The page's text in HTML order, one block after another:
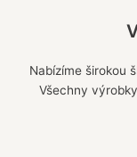
Nabízíme širokou
Všechny